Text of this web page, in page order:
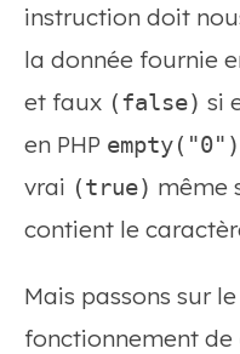
instruction doit
la donnée fournie
et faux (false) si
en PHP empty("0")
vrai (true) même
contient le
Mais passons sur
fonctionnement de